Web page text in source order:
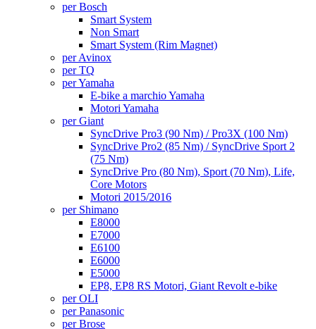
per Bosch
Smart System
Non Smart
Smart System (Rim Magnet)
per Avinox
per TQ
per Yamaha
E-bike a marchio Yamaha
Motori Yamaha
per Giant
SyncDrive Pro3 (90 Nm) / Pro3X (100 Nm)
SyncDrive Pro2 (85 Nm) / SyncDrive Sport 2
(75 Nm)
SyncDrive Pro (80 Nm), Sport (70 Nm), Life,
Core Motors
Motori 2015/2016
per Shimano
E8000
E7000
E6100
E6000
E5000
EP8, EP8 RS Motori, Giant Revolt e-bike
per OLI
per Panasonic
per Brose